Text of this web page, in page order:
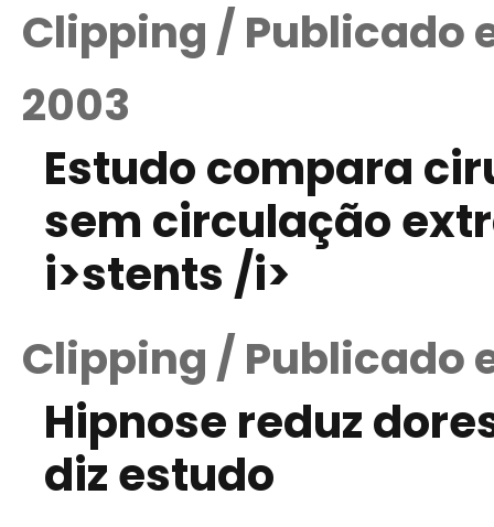
Clipping / Publicado
2003
Estudo compara
sem circulação
i>stents /i>
Clipping / Publicado
Hipnose reduz
diz estudo